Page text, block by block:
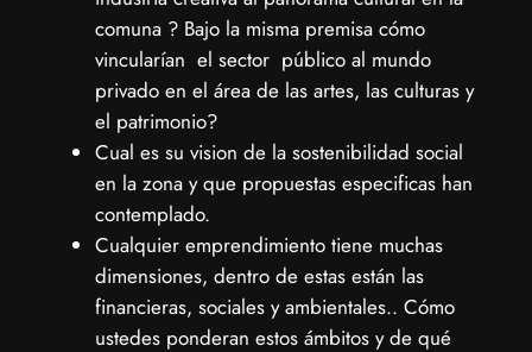
comuna ? Bajo la misma premisa cómo
vincularían el sector público al mundo
privado en el área de las artes, las culturas y
el patrimonio?
Cual es su vision de la sostenibilidad social
en la zona y que propuestas especificas han
contemplado.
Cualquier emprendimiento tiene muchas
dimensiones, dentro de estas están las
financieras, sociales y ambientales.. Cómo
ustedes ponderan estos ámbitos y de qué